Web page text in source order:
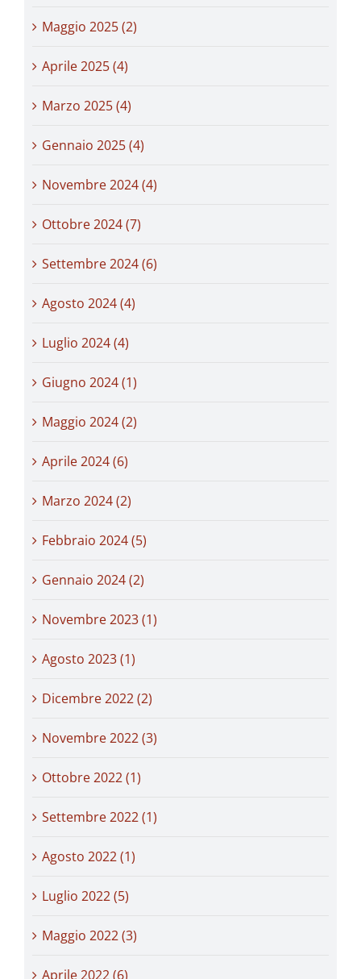
Maggio 2025 (2)
Aprile 2025 (4)
Marzo 2025 (4)
Gennaio 2025 (4)
Novembre 2024 (4)
Ottobre 2024 (7)
Settembre 2024 (6)
Agosto 2024 (4)
Luglio 2024 (4)
Giugno 2024 (1)
Maggio 2024 (2)
Aprile 2024 (6)
Marzo 2024 (2)
Febbraio 2024 (5)
Gennaio 2024 (2)
Novembre 2023 (1)
Agosto 2023 (1)
Dicembre 2022 (2)
Novembre 2022 (3)
Ottobre 2022 (1)
Settembre 2022 (1)
Agosto 2022 (1)
Luglio 2022 (5)
Maggio 2022 (3)
Aprile 2022 (6)